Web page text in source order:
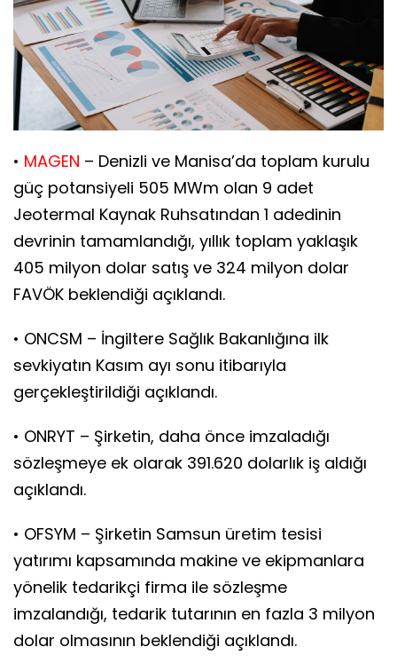
• MAGEN – Denizli ve Manisa’da toplam kurulu
güç potansiyeli 505 MWm olan 9 adet
Jeotermal Kaynak Ruhsatından 1 adedinin
devrinin tamamlandığı, yıllık toplam yaklaşık
405 milyon dolar satış ve 324 milyon dolar
FAVÖK beklendiği açıklandı.
• ONCSM – İngiltere Sağlık Bakanlığına ilk
sevkiyatın Kasım ayı sonu itibarıyla
gerçekleştirildiği açıklandı.
• ONRYT – Şirketin, daha önce imzaladığı
sözleşmeye ek olarak 391.620 dolarlık iş aldığı
açıklandı.
• OFSYM – Şirketin Samsun üretim tesisi
yatırımı kapsamında makine ve ekipmanlara
yönelik tedarikçi firma ile sözleşme
imzalandığı, tedarik tutarının en fazla 3 milyon
dolar olmasının beklendiği açıklandı.